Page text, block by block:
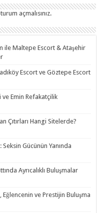
açmalısınız.
ile Maltepe Escort & Ataşehir
Escort ve Göztepe Escort
ve Emin Refakatçilik
Çıtırları Hangi Sitelerde?
Gücünün Yanında
Ayrıcalıklı Buluşmalar
Eğlencenin ve Prestijin Buluşma